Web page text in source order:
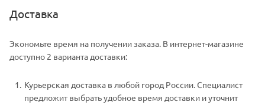
Доставка
Экономьте время на получении заказа. В интернет-магазине
доступно 2 варианта доставки:
Курьерская доставка в любой город России. Специалист
предложит выбрать удобное время доставки и уточнит